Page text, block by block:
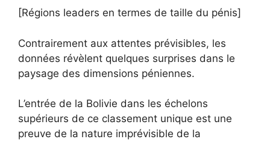
[Régions leaders en termes de taille du pénis]
Contrairement aux attentes prévisibles, les
données révèlent quelques surprises dans le
paysage des dimensions péniennes.
L’entrée de la Bolivie dans les échelons
supérieurs de ce classement unique est une
preuve de la nature imprévisible de la